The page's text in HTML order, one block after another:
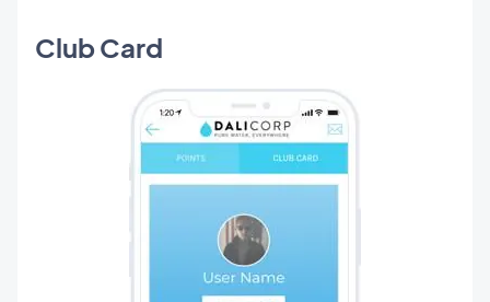
Club Card